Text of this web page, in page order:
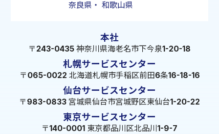
奈良県 ・ 和歌山県
本社
〒243-0435 神奈川県海老名市下今泉1-20-18
札幌サービスセンター
〒065-0022 北海道札幌市手稲区前田6条16-18-16
仙台サービスセンター
〒983-0833 宮城県仙台市宮城野区東仙台1-20-22
東京サービスセンター
〒140-0001 東京都品川区北品川1-9-7